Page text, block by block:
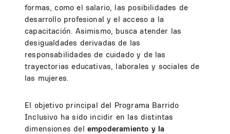
formas, como el salario, las posibilidades de
desarrollo profesional y el acceso a la
capacitación. Asimismo, busca atender las
desigualdades derivadas de las
responsabilidades de cuidado y de las
trayectorias educativas, laborales y sociales de
las mujeres.
El objetivo principal del Programa Barrido
Inclusivo ha sido incidir en las distintas
dimensiones del empoderamiento y la